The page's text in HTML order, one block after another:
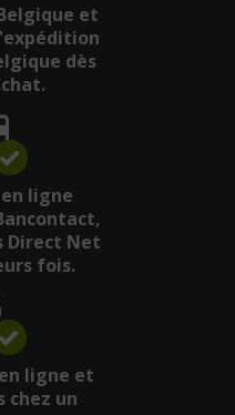
et
dès
ligne
Direct Net
fois.
ligne et
chez un